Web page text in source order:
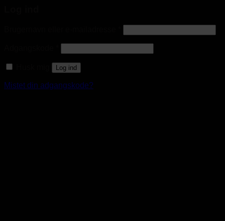
Log ind
Mistet din adgangskode?